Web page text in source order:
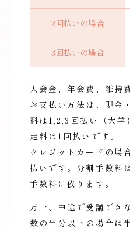
2回払いの場合
3回払いの場合
入会金、年会費、維持
お支払い方法は、現金
料は1,2,3回払い（大学
定料は1回払いです。
クレジットカードの
払いです。分割手数料
手数料に依ります。
万一、中途で受講でき
数の半分以下の場合は